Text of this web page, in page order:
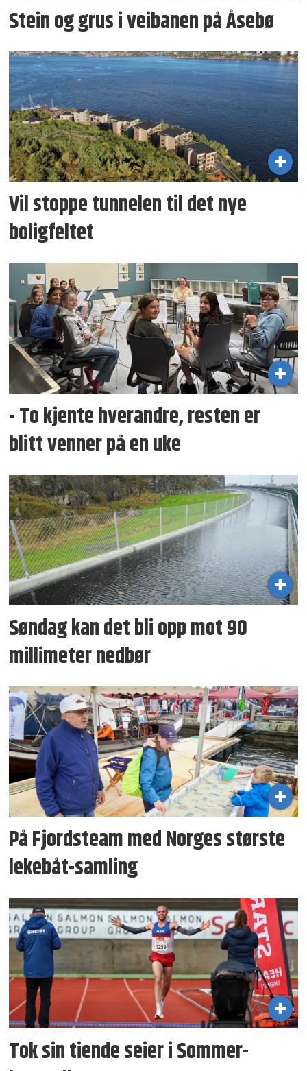
Stein og grus i veibanen på Åsebø
Vil stoppe tunnelen til det nye
boligfeltet
- To kjente hverandre, resten er
blitt venner på en uke
Søndag kan det bli opp mot 90
millimeter nedbør
På Fjordsteam med Norges største
lekebåt-samling
Tok sin tiende seier i Sommer­